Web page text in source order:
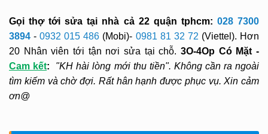
Gọi thợ tới sửa tại nhà cả 22 quận tphcm: 028 7300
3894-0932 015 486 (Mobi)- 0981 81 32 72 (Viettel). Hơn
20 Nhân viên tới tận nơi sửa tại chỗ. 3O-4Op Có Mặt -
Cam kết:
"KH hài lòng mới thu tiền". Không cần ra ngoài
tìm kiếm và chờ đợi. Rất hân hạnh được phục vụ. Xin cảm
ơn@